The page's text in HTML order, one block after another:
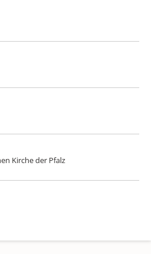
Kirche der Pfalz